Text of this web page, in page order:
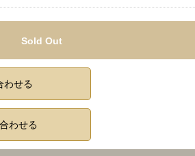
Sold Out
わせる
わせる